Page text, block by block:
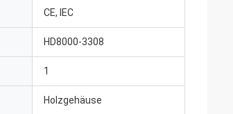
CE, IEC
HD8000-3308
1
Holzgehäuse